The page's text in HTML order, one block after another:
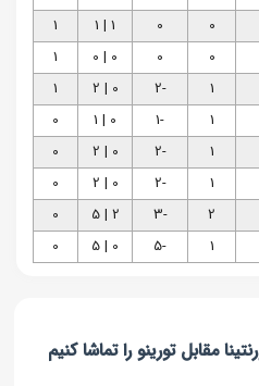
0
0
1 | 1
1
0
0
0 | 0
1
1
-2
0 | 2
1
1
-1
0 | 1
0
1
-2
0 | 2
0
1
-2
0 | 2
0
2
-3
2 | 5
0
1
-5
0 | 5
0
مقابل تورینو را تماشا کنیم